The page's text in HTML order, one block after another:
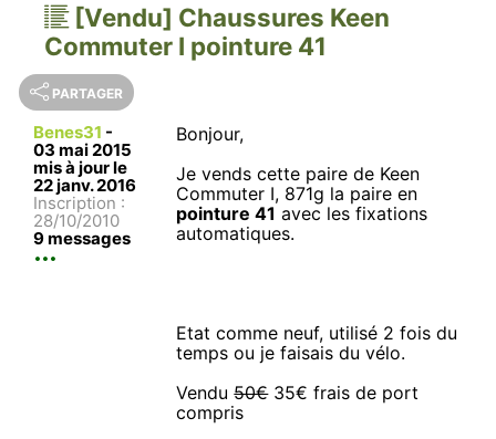
[Vendu] Chaussures Keen
Commuter I pointure 41
PARTAGER
Benes31 -
03 mai 2015
mis à jour le
22 janv. 2016
Inscription :
28/10/2010
9 messages
Bonjour,
Je vends cette paire de Keen
Commuter I, 871g la paire en
pointure 41 avec les fixations
automatiques.
Etat comme neuf, utilisé 2 fois du
temps ou je faisais du vélo.
Vendu50€35€ frais de port
compris